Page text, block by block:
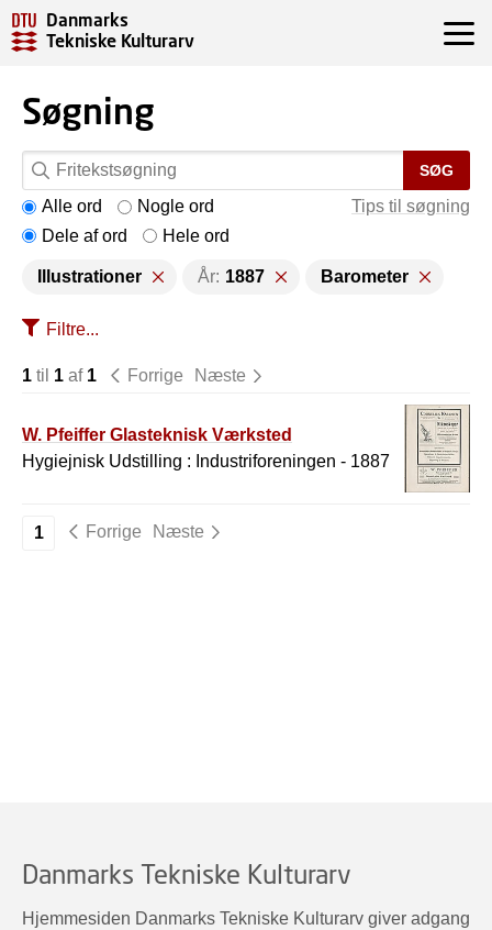
Danmarks
Tekniske Kulturarv
Søgning
SØG
Tips til søgning
Alle ord
Nogle ord
Dele af ord
Hele ord
Illustrationer År: 1887 Barometer
Filtre...
1 til 1 af 1 Forrige Næste
W. Pfeiffer Glasteknisk Værksted
Hygiejnisk Udstilling : Industriforeningen - 1887
1 Forrige Næste
Danmarks Tekniske Kulturarv
Hjemmesiden Danmarks Tekniske Kulturarv giver adgang